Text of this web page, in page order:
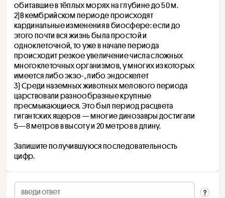
обитавшие в тёплых морях на глубине до 50 м.
2)В кембрийском периоде происходят
кардинальные изменения в биосфере: если до
этого почти вся жизнь была простой и
одноклеточной, то уже в начале периода
происходит резкое увеличение числа сложных
многоклеточных организмов, у многих из которых
имеется либо экзо-, либо эндоскелет
3) Среди наземных животных мелового периода
царствовали разнообразные крупные
пресмыкающиеся. Это был период расцвета
гигантских ящеров — многие динозавры достигали
5—8 метров в высоту и 20 метров в длину.
Запишите получившуюся последовательность
цифр.